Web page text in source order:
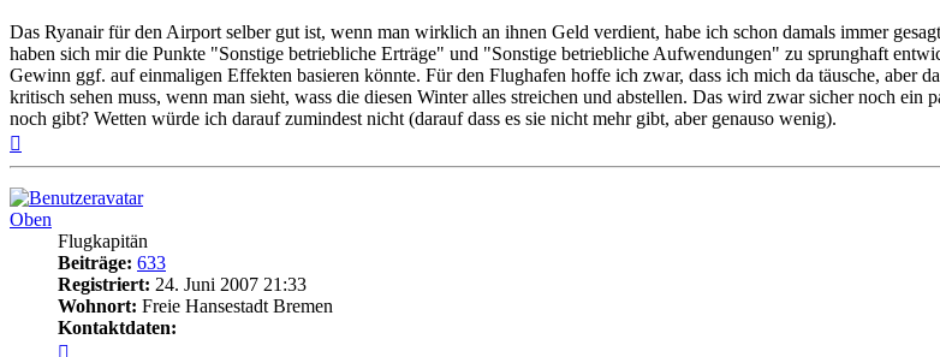
Das Ryanair für den Airport selber gut ist, wenn man wirklich an ihnen Geld verdient, habe ich schon damals immer
haben sich mir die Punkte "Sonstige betriebliche Erträge" und "Sonstige betriebliche Aufwendungen" zu sprunghaft
Gewinn ggf. auf einmaligen Effekten basieren könnte. Für den Flughafen hoffe ich zwar, dass ich mich da täusche, aber
kritisch sehen muss, wenn man sieht, wass die diesen Winter alles streichen und abstellen. Das wird zwar sicher noch ein
noch gibt? Wetten würde ich darauf zumindest nicht (darauf dass es sie nicht mehr gibt, aber genauso wenig).
Oben
Flugkapitän
Beiträge: 633
Registriert: 24. Juni 2007 21:33
Wohnort: Freie Hansestadt Bremen
Kontaktdaten: